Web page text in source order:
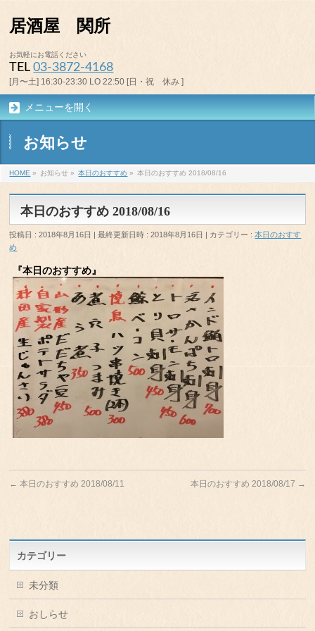
居酒屋 関所
お気軽にお電話ください
TEL03-3872-4168
[月〜土] 16:30-23:30 LO 22:50 [日・祝 休み ]
メニューを開く
お知らせ
HOME » お知らせ » 本日のおすすめ » 本日のおすすめ 2018/08/16
本日のおすすめ 2018/08/16
投稿日 : 2018年8月16日 最終更新日時 : 2018年8月16日 カテゴリー :本日のおすす
め
『本日のおすすめ』
← 本日のおすすめ 2018/08/11 本日のおすすめ 2018/08/17 →
カテゴリー
未分類
おしらせ